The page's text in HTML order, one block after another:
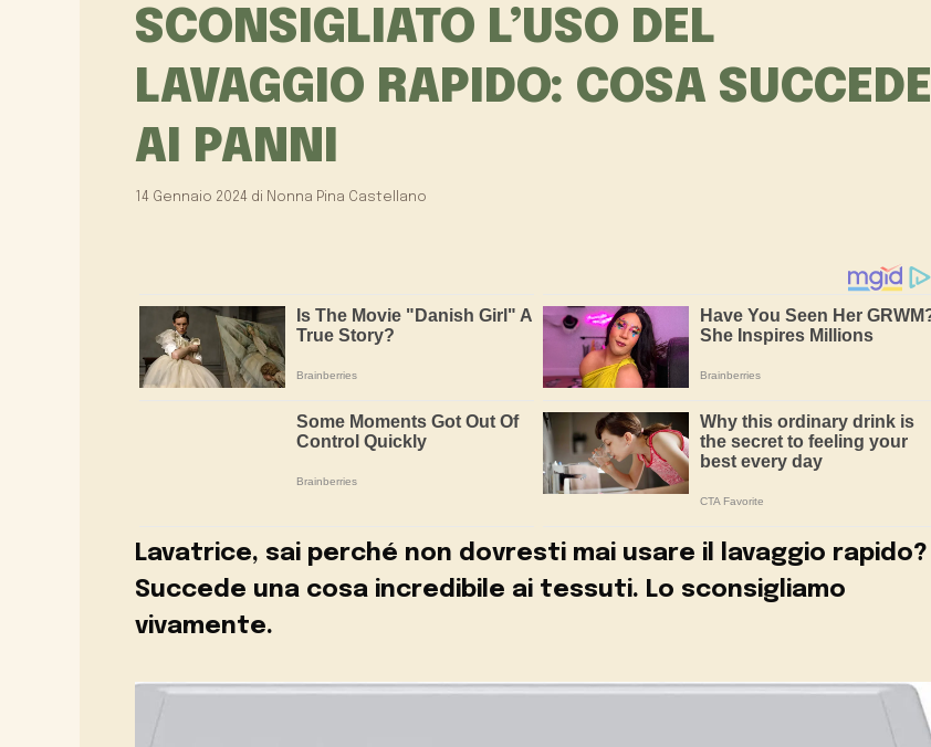
SCONSIGLIATO L’USO DEL
LAVAGGIO RAPIDO: COSA SUCCEDE
AI PANNI
14 Gennaio 2024 di Nonna Pina Castellano
Lavatrice, sai perché non dovresti mai usare il lavaggio rapido?
Succede una cosa incredibile ai tessuti. Lo sconsigliamo
vivamente.